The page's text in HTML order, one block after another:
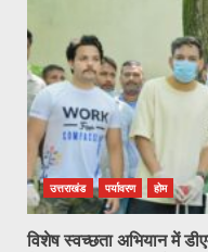
उत्तराखंड पर्यावरण होम
विशेष स्वच्छता अभियान में